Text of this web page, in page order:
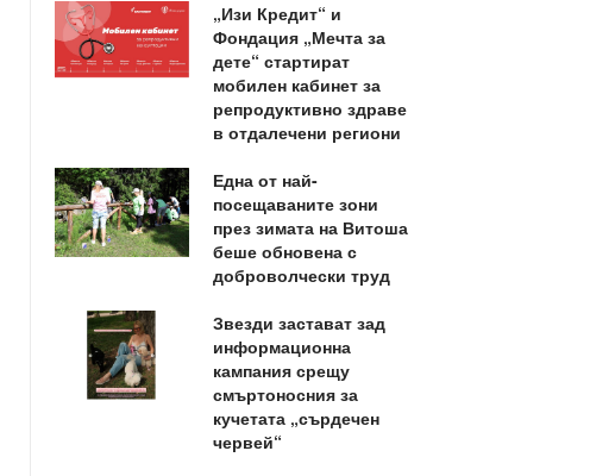
„Изи Кредит“ и
Фондация „Мечта за
дете“ стартират
мобилен кабинет за
репродуктивно здраве
в отдалечени региони
Една от най-
посещаваните зони
през зимата на Витоша
беше обновена с
доброволчески труд
Звезди застават зад
информационна
кампания срещу
смъртоносния за
кучетата „сърдечен
червей“